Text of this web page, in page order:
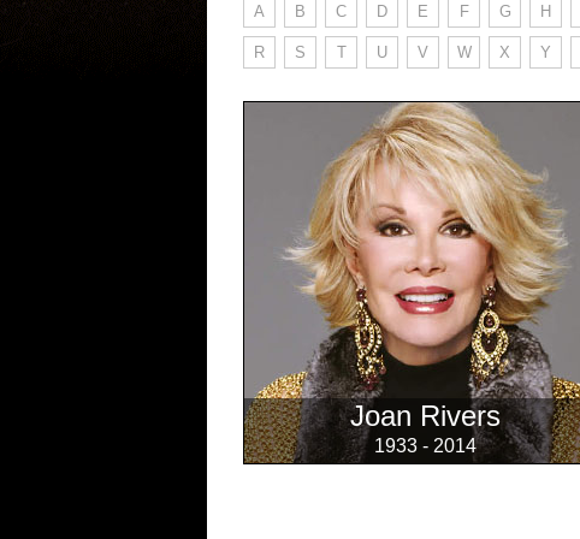
A B C D E F G H
R S T U V W X Y
Joan Rivers
1933 - 2014